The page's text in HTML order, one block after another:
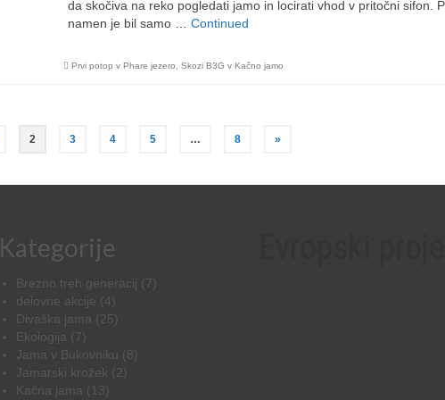
da skočiva na reko pogledati jamo in locirati vhod v pritočni sifon.
namen je bil samo … Continued
Prvi potop v Phare jezero Skozi B3G v Kačno jamo
2 3 4 5 … 8 »
Kategorije
Brezno treh generacij (7)
delovne akcije (4)
Divaška jama (25)
Ekologija (7)
Jama v Bukovniku
(8)
Jamarski krožek (2)
Kačna jama (13)